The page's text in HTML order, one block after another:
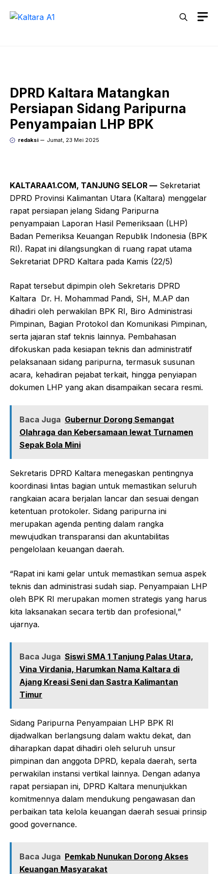
DPRD Kaltara Matangkan
Persiapan Sidang Paripurna
Penyampaian LHP BPK
redaksi Jumat, 23 Mei 2025
KALTARAA1.COM, TANJUNG SELOR — Sekretariat
DPRD Provinsi Kalimantan Utara (Kaltara) menggelar
rapat persiapan jelang Sidang Paripurna
penyampaian Laporan Hasil Pemeriksaan (LHP)
Badan Pemeriksa Keuangan Republik Indonesia (BPK
RI). Rapat ini dilangsungkan di ruang rapat utama
Sekretariat DPRD Kaltara pada Kamis (22/5)
Rapat tersebut dipimpin oleh Sekretaris DPRD
Kaltara Dr. H. Mohammad Pandi, SH, M.AP dan
dihadiri oleh perwakilan BPK RI, Biro Administrasi
Pimpinan, Bagian Protokol dan Komunikasi Pimpinan,
serta jajaran staf teknis lainnya. Pembahasan
difokuskan pada kesiapan teknis dan administratif
pelaksanaan sidang paripurna, termasuk susunan
acara, kehadiran pejabat terkait, hingga penyiapan
dokumen LHP yang akan disampaikan secara resmi.
Baca Juga Gubernur Dorong Semangat
Olahraga dan Kebersamaan lewat Turnamen
Sepak Bola Mini
Sekretaris DPRD Kaltara menegaskan pentingnya
koordinasi lintas bagian untuk memastikan seluruh
rangkaian acara berjalan lancar dan sesuai dengan
ketentuan protokoler. Sidang paripurna ini
merupakan agenda penting dalam rangka
mewujudkan transparansi dan akuntabilitas
pengelolaan keuangan daerah.
“Rapat ini kami gelar untuk memastikan semua aspek
teknis dan administrasi sudah siap. Penyampaian LHP
oleh BPK RI merupakan momen strategis yang harus
kita laksanakan secara tertib dan profesional,”
ujarnya.
Baca Juga Siswi SMA 1 Tanjung Palas Utara,
Vina Virdania, Harumkan Nama Kaltara di
Ajang Kreasi Seni dan Sastra Kalimantan
Timur
Sidang Paripurna Penyampaian LHP BPK RI
dijadwalkan berlangsung dalam waktu dekat, dan
diharapkan dapat dihadiri oleh seluruh unsur
pimpinan dan anggota DPRD, kepala daerah, serta
perwakilan instansi vertikal lainnya. Dengan adanya
rapat persiapan ini, DPRD Kaltara menunjukkan
komitmennya dalam mendukung pengawasan dan
perbaikan tata kelola keuangan daerah sesuai prinsip
good governance.
Baca Juga Pemkab Nunukan Dorong Akses
Keuangan Masyarakat